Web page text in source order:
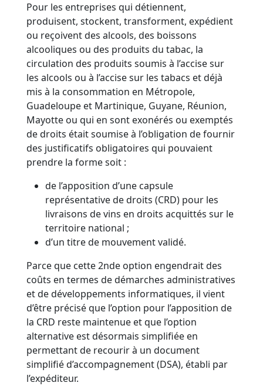
Pour les entreprises qui détiennent,
produisent, stockent, transforment, expédient
ou reçoivent des alcools, des boissons
alcooliques ou des produits du tabac, la
circulation des produits soumis à l’accise sur
les alcools ou à l’accise sur les tabacs et déjà
mis à la consommation en Métropole,
Guadeloupe et Martinique, Guyane, Réunion,
Mayotte ou qui en sont exonérés ou exemptés
de droits était soumise à l’obligation de fournir
des justificatifs obligatoires qui pouvaient
prendre la forme soit :
de l’apposition d’une capsule
représentative de droits (CRD) pour les
livraisons de vins en droits acquittés sur le
territoire national ;
d’un titre de mouvement validé.
Parce que cette 2nde option engendrait des
coûts en termes de démarches administratives
et de développements informatiques, il vient
d’être précisé que l’option pour l’apposition de
la CRD reste maintenue et que l’option
alternative est désormais simplifiée en
permettant de recourir à un document
simplifié d’accompagnement (DSA), établi par
l’expéditeur.